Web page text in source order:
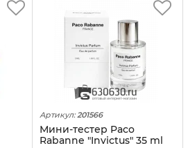
Артикул: 201566
Мини-тестер Paco
Rabanne "Invictus" 35 ml